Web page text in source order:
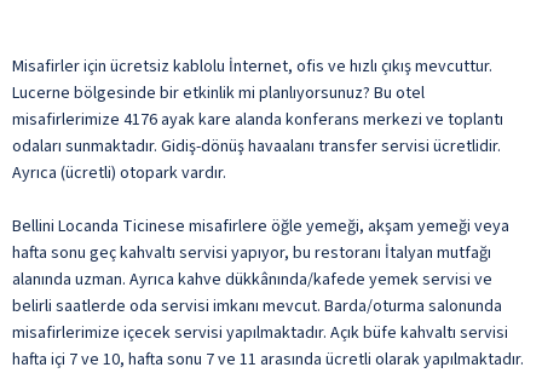
Misafirler için ücretsiz kablolu İnternet, ofis ve hızlı çıkış mevcuttur.
Lucerne bölgesinde bir etkinlik mi planlıyorsunuz? Bu otel
misafirlerimize 4176 ayak kare alanda konferans merkezi ve toplantı
odaları sunmaktadır. Gidiş-dönüş havaalanı transfer servisi ücretlidir.
Ayrıca (ücretli) otopark vardır.
Bellini Locanda Ticinese misafirlere öğle yemeği, akşam yemeği veya
hafta sonu geç kahvaltı servisi yapıyor, bu restoranı İtalyan mutfağı
alanında uzman. Ayrıca kahve dükkânında/kafede yemek servisi ve
belirli saatlerde oda servisi imkanı mevcut. Barda/oturma salonunda
misafirlerimize içecek servisi yapılmaktadır. Açık büfe kahvaltı servisi
hafta içi 7 ve 10, hafta sonu 7 ve 11 arasında ücretli olarak yapılmaktadır.